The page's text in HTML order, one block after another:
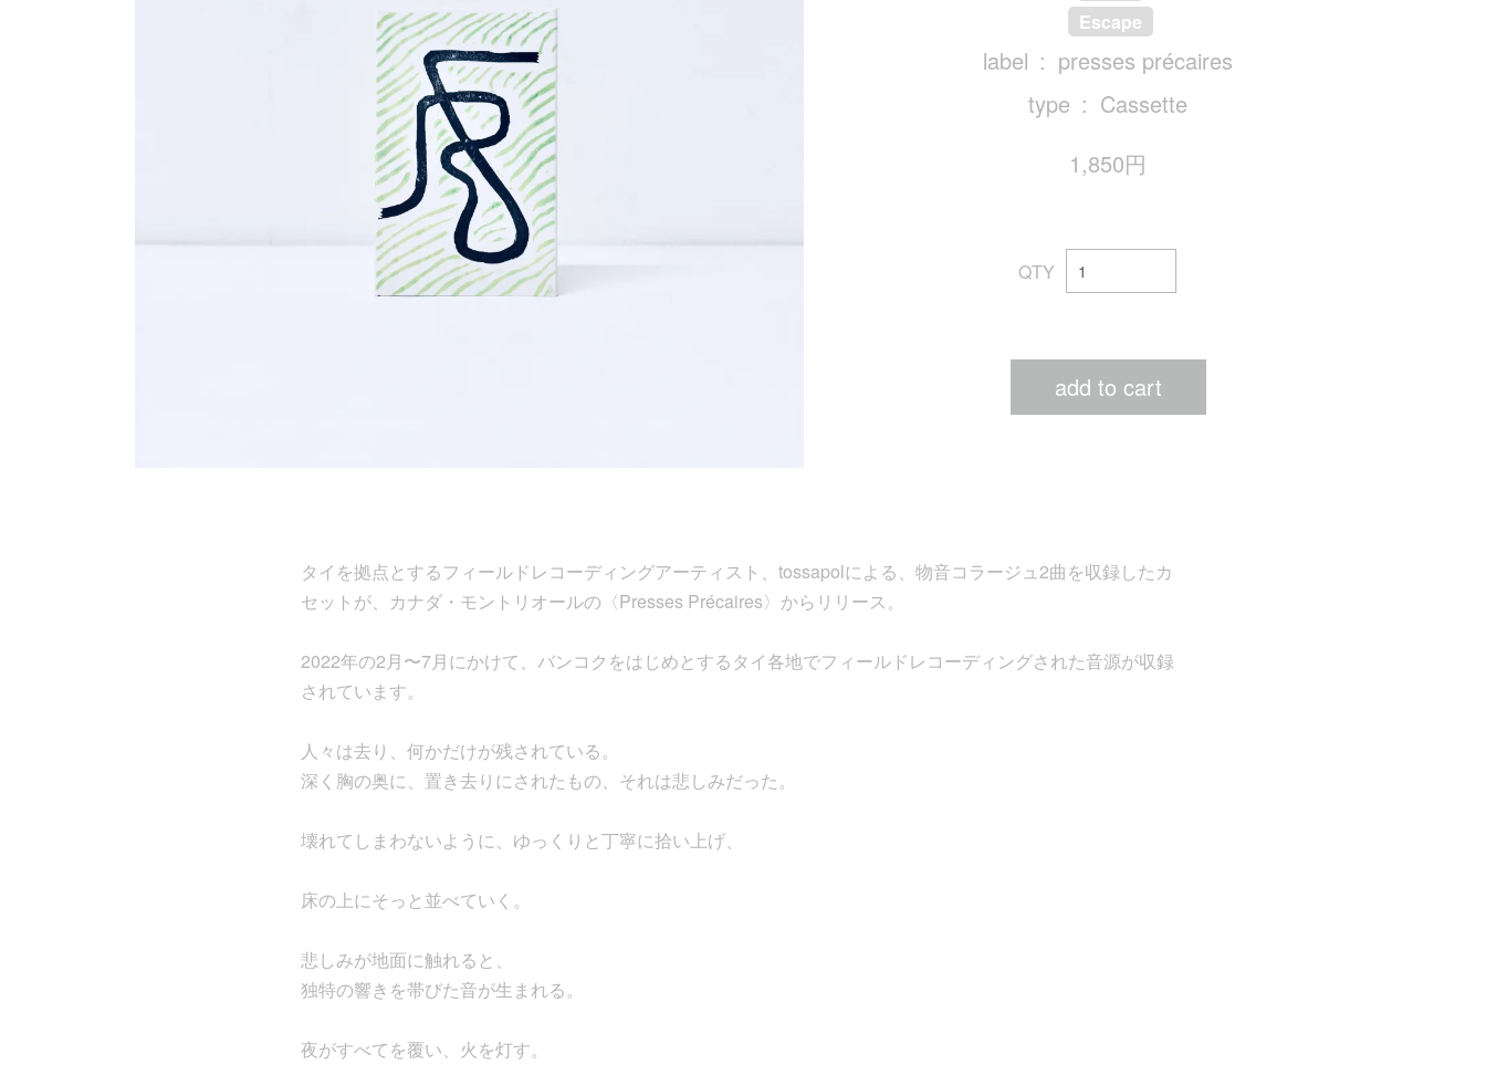
Escape
label
presses précaires
type
Cassette
1,850円
QTY
add to cart
タイを拠点とするフィールドレコーディングアーティスト、tossapolによる、物音コラージュ2曲を収録したカ
セットが、カナダ・モントリオールの〈Presses Précaires〉からリリース。
2022年の2月〜7月にかけて、バンコクをはじめとするタイ各地でフィールドレコーディングされた音源が収録
されています。
人々は去り、何かだけが残されている。
深く胸の奥に、置き去りにされたもの、それは悲しみだった。
壊れてしまわないように、ゆっくりと丁寧に拾い上げ、
床の上にそっと並べていく。
悲しみが地面に触れると、
独特の響きを帯びた音が生まれる。
夜がすべてを覆い、火を灯す。